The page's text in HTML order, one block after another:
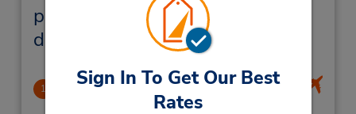
Sign In To Get Our Best
Rates
près de chez vous et succursales
de location de véhicule
1 Hilo Intl Airport